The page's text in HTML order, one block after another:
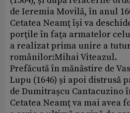
de Ieremia Movilă, în anul
Cetatea Neamţ își va
porţile în faţa armatelor
a realizat prima unire a
românilor:Mihai Viteazul.
Prefăcută în mănăstire de
Lupu (1646) și apoi distrusă
de Dumitrașcu Cantacuzino
Cetatea Neamţ va mai avea